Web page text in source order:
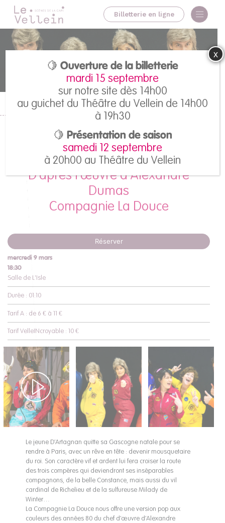
Billetterie en ligne
Accueil >Tous les spectacles >Les 4 mousquetaires épopée pop
Les 4 mousquetaires
épopée pop
D’après l’œuvre d’Alexandre
Dumas
Compagnie La Douce
Le jeune D’Artagnan quitte sa Gascogne natale pour se
rendre à Paris, avec un rêve en tête : devenir mousquetaire
du roi. Son caractère vif et ardent lui fera croiser la route
des trois compères qui deviendront ses inséparables
compagnons, de la belle Constance, mais aussi du vil
cardinal de Richelieu et de la sulfureuse Milady de
Winter…
La Compagnie La Douce nous offre une version pop aux
couleurs des années 80 du chef d’œuvre d’Alexandre
Réserver
mercredi 9 mars
18:30
Salle de L'Isle
Durée : 01:10
Tarif A : de 6 € à 11 €
Tarif VelleINcroyable : 10 €
🍋 Ouverture de la billetterie
mardi 15 septembre
sur notre site dès 14h00
au guichet du Théâtre du Vellein de 14h00
à 19h30
🍋 Présentation de saison
samedi 12 septembre
à 20h00 au Théâtre du Vellein
x